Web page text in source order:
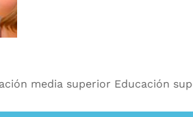
media superior Educación